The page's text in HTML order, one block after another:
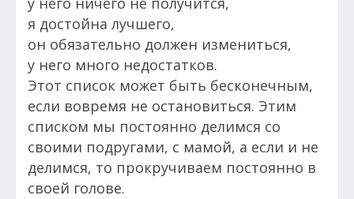
я достойна лучшего,
он обязательно должен измениться,
у него много недостатков.
Этот список может быть бесконечным,
если вовремя не остановиться. Этим
списком мы постоянно делимся со
своими подругами, с мамой, а если и не
делимся, то прокручиваем постоянно в
своей голове.